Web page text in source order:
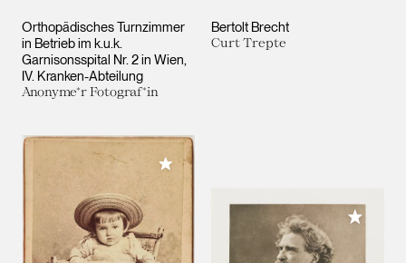
Orthopädisches Turnzimmer
in Betrieb im k.u.k.
Garnisonsspital Nr. 2 in Wien,
IV. Kranken-Abteilung
Anonyme*r Fotograf*in
Bertolt Brecht
Curt Trepte
Meiner Sammlung hinzufügen
Meiner